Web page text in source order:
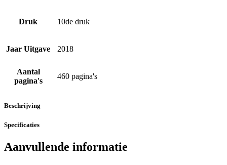
Druk 10de druk
Jaar Uitgave 2018
Aantal
pagina's
460 pagina's
Beschrijving
Specificaties
Aanvullende informatie